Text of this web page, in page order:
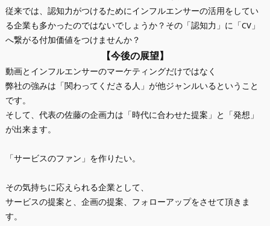
従来では、認知力がつけるためにインフルエンサーの活用をしてい
る企業も多かったのではないでしょうか？その「認知力」に「CV」
へ繋がる付加価値をつけませんか？
【今後の展望】
動画とインフルエンサーのマーケティングだけではなく
弊社の強みは「関わってくださる人」が他ジャンルいるということ
です。
そして、代表の佐藤の企画力は「時代に合わせた提案」と「発想」
が出来ます。
「サービスのファン」を作りたい。
その気持ちに応えられる企業として、
サービスの提案と、企画の提案、フォローアップをさせて頂きま
す。